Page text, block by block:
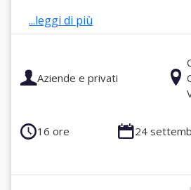
...leggi di più
Aziende e privati
16 ore 24